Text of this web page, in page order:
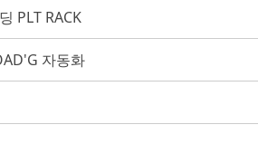
PLT RACK
자동화